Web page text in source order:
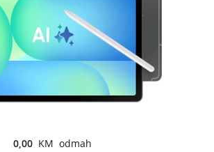
0,00 KM odmah